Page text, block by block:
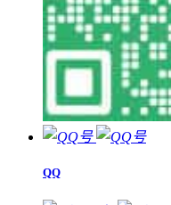
QQ